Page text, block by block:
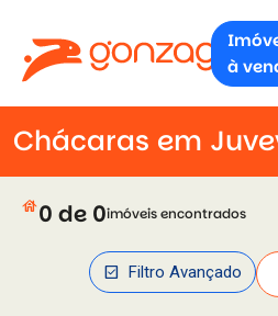
à
Chácaras em
house0 de 0imóveis encontrados
check_box Filtro Avançado